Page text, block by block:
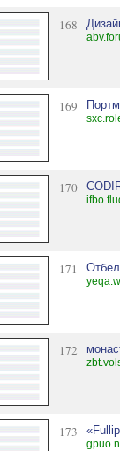
168
169
170
171
172
173